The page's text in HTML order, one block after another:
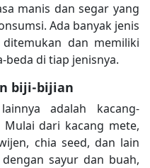
manis dan segar yang
Ada banyak jenis
dan memiliki
beda di tiap jenisnya.
biji-bijian
adalah kacang-
dari kacang mete,
chia seed, dan lain
sayur dan buah,